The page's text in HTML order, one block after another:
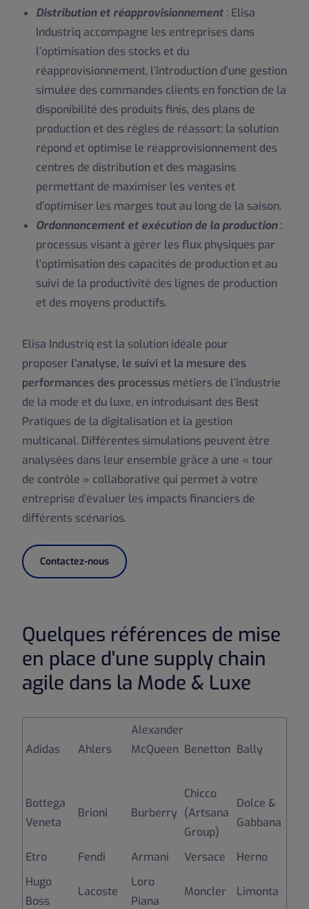
Distribution et réapprovisionnement : Elisa
Industriq accompagne les entreprises dans
l’optimisation des stocks et du
réapprovisionnement, l’introduction d’une gestion
simulée des commandes clients en fonction de la
disponibilité des produits finis, des plans de
production et des règles de réassort; la solution
répond et optimise le réapprovisionnement des
centres de distribution et des magasins
permettant de maximiser les ventes et
d’optimiser les marges tout au long de la saison.
Ordonnancement et exécution de la production:
processus visant à gérer les flux physiques par
l’optimisation des capacités de production et au
suivi de la productivité des lignes de production
et des moyens productifs.
Elisa Industriq est la solution idéale pour
proposer l’analyse, le suivi et la mesure des
performances des processus métiers de l’industrie
de la mode et du luxe, en introduisant des Best
Pratiques de la digitalisation et la gestion
multicanal. Différentes simulations peuvent être
analysées dans leur ensemble grâce à une « tour
de contrôle » collaborative qui permet à votre
entreprise d’évaluer les impacts financiers de
différents scénarios.
Contactez-nous
Quelques références de mise
en place d'une supply chain
agile dans la Mode & Luxe
Adidas Ahlers
Alexander
McQueen Benetton Bally
Bottega
Veneta
Brioni Burberry
Chicco
(Artsana
Group)
Dolce &
Gabbana
Etro Fendi Armani Versace
Herno
Hugo
Boss
Lacoste
Loro
Piana
Moncler Limonta